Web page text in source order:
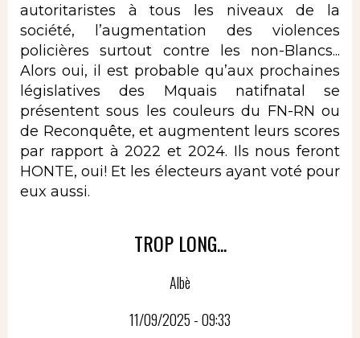
autoritaristes à tous les niveaux de la
société, l’augmentation des violences
policières surtout contre les non-Blancs...
Alors oui, il est probable qu’aux prochaines
législatives des Mquais natifnatal se
présentent sous les couleurs du FN-RN ou
de Reconquête, et augmentent leurs scores
par rapport à 2022 et 2024. Ils nous feront
HONTE, oui! Et les électeurs ayant voté pour
eux aussi.
TROP LONG...
Albè
11/09/2025 - 09:33